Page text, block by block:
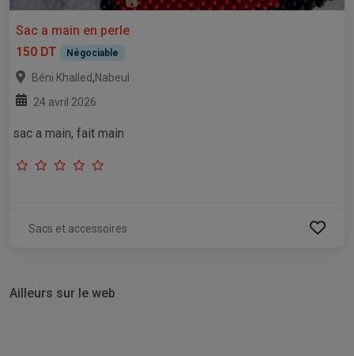
Sac a main en perle
150 DT
Négociable
Béni Khalled,Nabeul
24 avril 2026
sac a main, fait main
Sacs et accessoires
Ailleurs sur le web